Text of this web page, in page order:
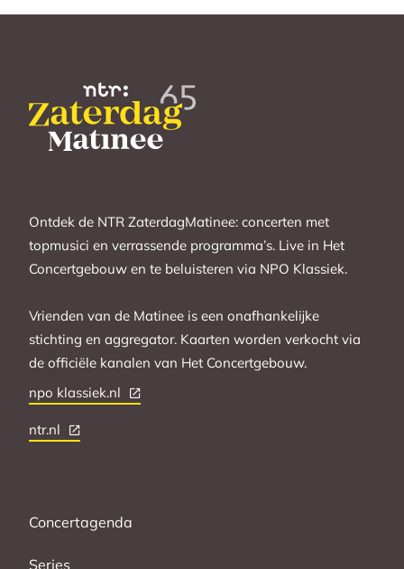
Ontdek de NTR ZaterdagMatinee: concerten met
topmusici en verrassende programma’s. Live in Het
Concertgebouw en te beluisteren via NPO Klassiek.
Vrienden van de Matinee is een onafhankelijke
stichting en aggregator. Kaarten worden verkocht via
de officiële kanalen van Het Concertgebouw.
npo klassiek.nl
ntr.nl
Concertagenda
Series